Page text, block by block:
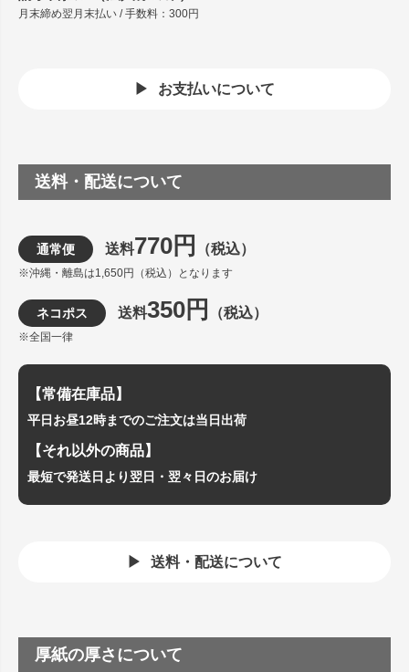
月末締め翌月末払い / 手数料：300円
お支払いについて
送料・配送について
通常便 送料770円 （税込）
※沖縄・離島は1,650円（税込）となります
ネコポス 送料350円 （税込）
※全国一律
【常備在庫品】
平日お昼12時までのご注文は当日出荷
【それ以外の商品】
最短で発送日より翌日・翌々日のお届け
送料・配送について
厚紙の厚さについて